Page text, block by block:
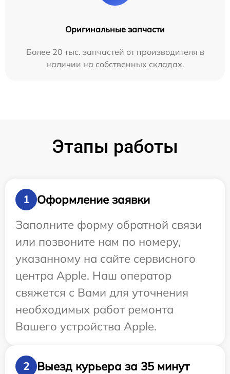
Оригинальные запчасти
Более 20 тыс. запчастей от производителя в
наличии на собственных складах.
Этапы работы
1
Оформление заявки
Заполните форму обратной связи
или позвоните нам по номеру,
указанному на сайте сервисного
центра Apple. Наш оператор
свяжется с Вами для уточнения
необходимых работ ремонта
Вашего устройства Apple.
2
Выезд курьера за 35 минут